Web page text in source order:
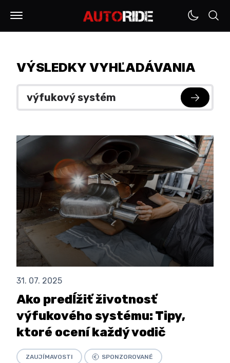
VÝSLEDKY VYHĽADÁVANIA
31. 07. 2025
Ako predĺžiť životnosť
výfukového systému: Tipy,
ktoré ocení každý vodič
ZAUJÍMAVOSTI SPONZOROVANÉ